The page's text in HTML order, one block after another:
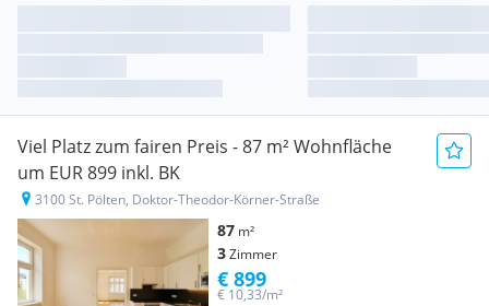
Viel Platz zum fairen Preis - 87 m² Wohnfläche
um EUR 899 inkl. BK
3100 St. Pölten, Doktor-Theodor-Körner-Straße
87 m²
3Zimmer
€ 10,33/m²
€ 899